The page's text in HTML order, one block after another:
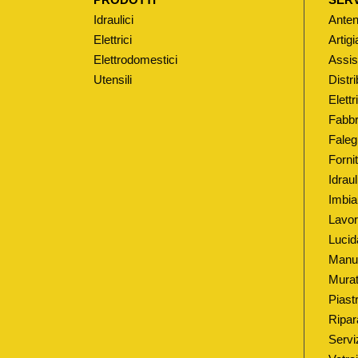
Idraulici
Elettrici
Elettrodomestici
Utensili